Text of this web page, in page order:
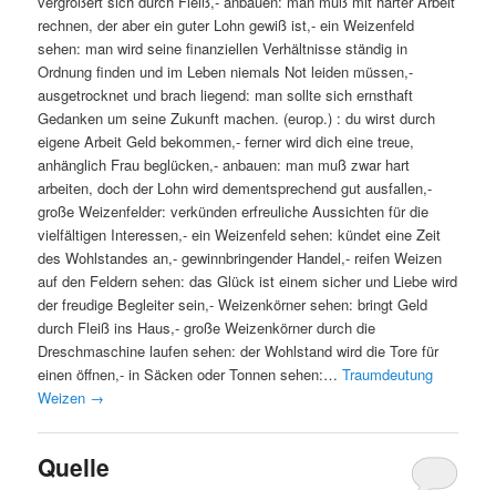
rechnen, der aber ein guter Lohn gewiß ist,- ein Weizenfeld
sehen: man wird seine finanziellen Verhältnisse ständig in
Ordnung finden und im Leben niemals Not leiden müssen,-
ausgetrocknet und brach liegend: man sollte sich ernsthaft
Gedanken um seine Zukunft machen. (europ.) : du wirst durch
eigene Arbeit Geld bekommen,- ferner wird dich eine treue,
anhänglich Frau beglücken,- anbauen: man muß zwar hart
arbeiten, doch der Lohn wird dementsprechend gut ausfallen,-
große Weizenfelder: verkünden erfreuliche Aussichten für die
vielfältigen Interessen,- ein Weizenfeld sehen: kündet eine Zeit
des Wohlstandes an,- gewinnbringender Handel,- reifen Weizen
auf den Feldern sehen: das Glück ist einem sicher und Liebe wird
der freudige Begleiter sein,- Weizenkörner sehen: bringt Geld
durch Fleiß ins Haus,- große Weizenkörner durch die
Dreschmaschine laufen sehen: der Wohlstand wird die Tore für
einen öffnen,- in Säcken oder Tonnen sehen:…Traumdeutung
Weizen →
Quelle